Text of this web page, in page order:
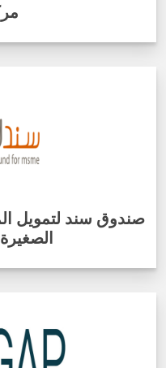
صندوق سند لتمويل